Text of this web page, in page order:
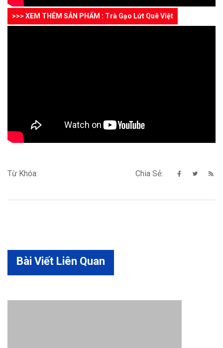
>>> XEM THÊM SẢN PHẨM : Trà Gạo Lứt Quê Việt
Từ Khóa: Chia Sẻ:
Bài Viết Liên Quan